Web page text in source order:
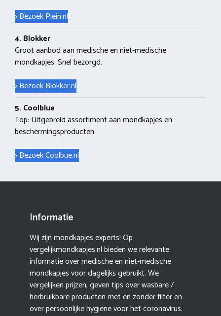
> Bezoek Plein.nl
4. Blokker
Groot aanbod aan medische en niet-medische
mondkapjes. Snel bezorgd.
> Bezoek Blokker.nl
5. Coolblue
Top: Uitgebreid assortiment aan mondkapjes en
beschermingsproducten.
> Bezoek Coolbue.nl
Informatie
Wij zijn mondkapjes experts! Op
vergelijkmondkapjes.nl bieden we relevante
informatie over medische en niet-medische
mondkapjes voor dagelijks gebruikt. We
vergelijken prijzen, geven tips over wasbare /
herbruikbare producten met en zonder filter en
over persoonlijke hygiëne voor het coronavirus.